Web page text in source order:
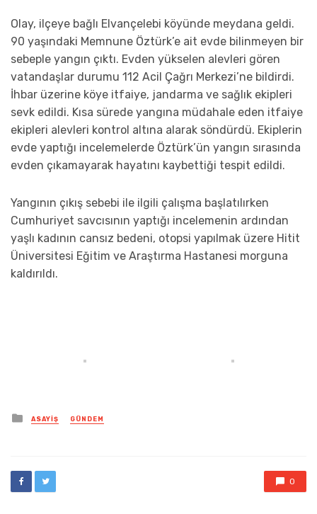
Olay, ilçeye bağlı Elvançelebi köyünde meydana geldi.
90 yaşındaki Memnune Öztürk’e ait evde bilinmeyen bir
sebeple yangın çıktı. Evden yükselen alevleri gören
vatandaşlar durumu 112 Acil Çağrı Merkezi’ne bildirdi.
İhbar üzerine köye itfaiye, jandarma ve sağlık ekipleri
sevk edildi. Kısa sürede yangına müdahale eden itfaiye
ekipleri alevleri kontrol altına alarak söndürdü. Ekiplerin
evde yaptığı incelemelerde Öztürk’ün yangın sırasında
evden çıkamayarak hayatını kaybettiği tespit edildi.
Yangının çıkış sebebi ile ilgili çalışma başlatılırken
Cumhuriyet savcısının yaptığı incelemenin ardından
yaşlı kadının cansız bedeni, otopsi yapılmak üzere Hitit
Üniversitesi Eğitim ve Araştırma Hastanesi morguna
kaldırıldı.
Posted
in
ASAYIŞ GÜNDEM
0